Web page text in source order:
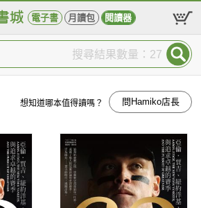
電子書 月讀包 閱讀器
搜尋結果數量：27
想知道哪本值得讀嗎？ 問Hamiko店長